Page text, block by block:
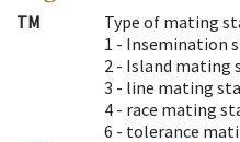
TM
Type of mating
1 - Insemination
2 - Island mating
3 - line mating
4 - race mating
6 - tolerance